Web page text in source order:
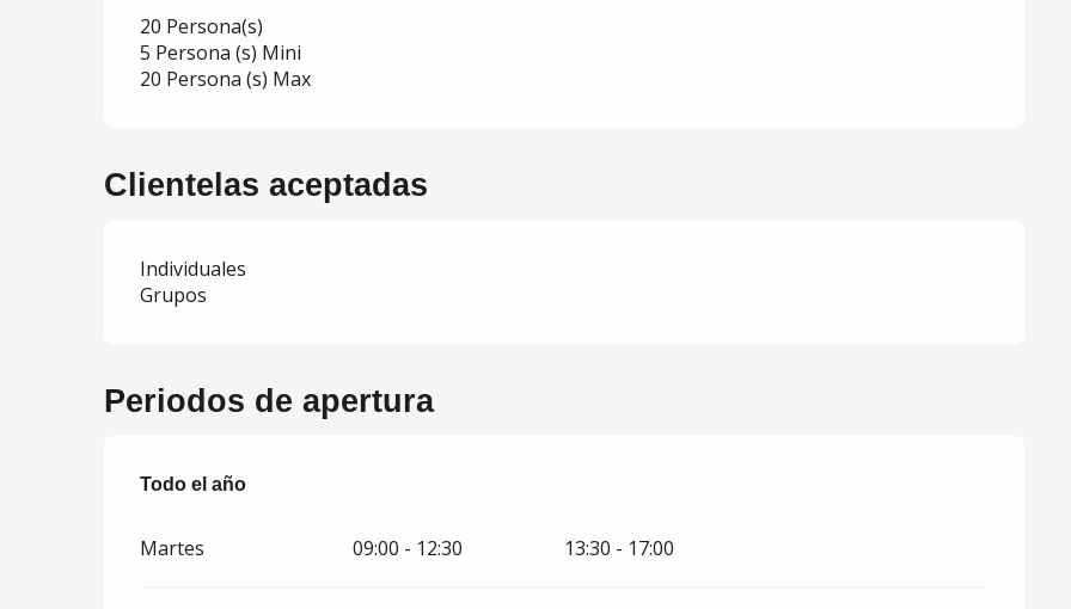
20 Persona(s)
5 Persona (s) Mini
20 Persona (s) Max
Clientelas aceptadas
Individuales
Grupos
Periodos de apertura
Todo el año
Todo el año
Martes 09:00 - 12:30 13:30 - 17:00